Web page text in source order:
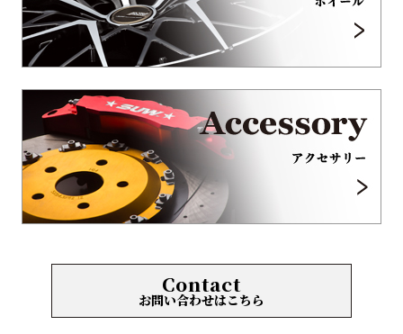
Contact
お問い合わせはこちら